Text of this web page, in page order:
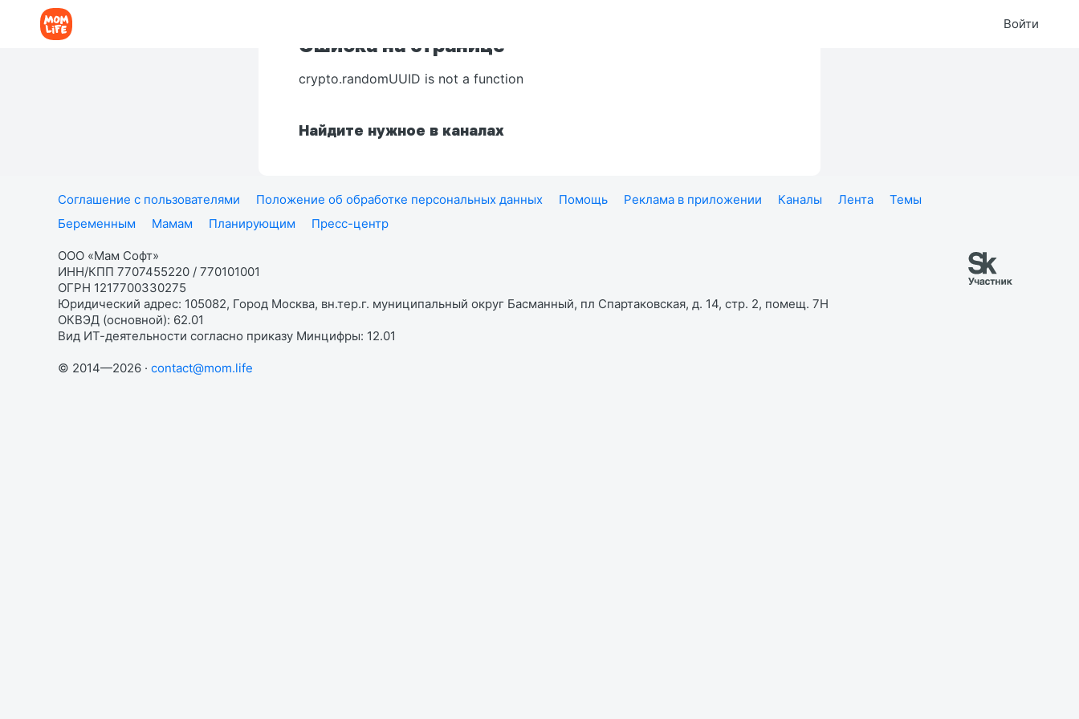
Войти
Ошибка на странице
crypto.randomUUID is not a function
Найдите нужное в каналах
Соглашение с пользователями Положение об обработке персональных данных Помощь Реклама в приложении Каналы Лента
Темы
Беременным
Мамам Планирующим Пресс-центр
ООО «Мам Софт»
ИНН/КПП 7707455220 / 770101001
ОГРН 1217700330275
Юридический адрес: 105082, Город Москва, вн.тер.г. муниципальный округ Басманный, пл Спартаковская, д. 14, стр. 2, помещ. 7Н
ОКВЭД (основной): 62.01
Вид ИТ-деятельности согласно приказу Минцифры: 12.01
© 2014—2026 · contact@mom.life